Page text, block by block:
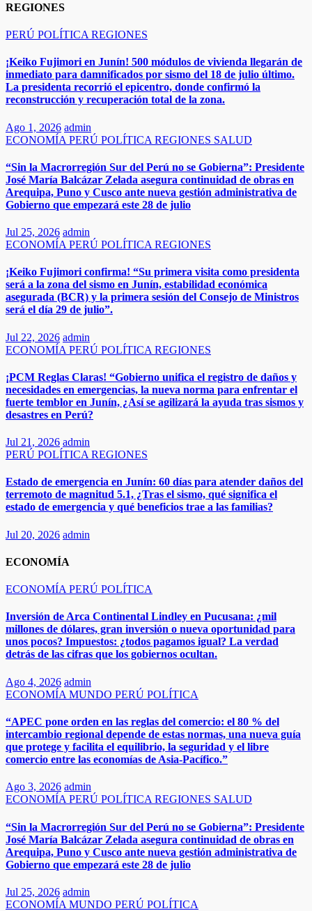
REGIONES
PERÚ POLÍTICA REGIONES
¡Keiko Fujimori en Junín! 500 módulos de vivienda llegarán de
inmediato para damnificados por sismo del 18 de julio último.
La presidenta recorrió el epicentro, donde confirmó la
reconstrucción y recuperación total de la zona.
Ago 1, 2026 admin
ECONOMÍA PERÚ POLÍTICA REGIONES SALUD
“Sin la Macrorregión Sur del Perú no se Gobierna”: Presidente
José María Balcázar Zelada asegura continuidad de obras en
Arequipa, Puno y Cusco ante nueva gestión administrativa de
Gobierno que empezará este 28 de julio
Jul 25, 2026 admin
ECONOMÍA PERÚ POLÍTICA REGIONES
​​​¡Keiko Fujimori confirma! “Su primera visita como presidenta
será a la zona del sismo en Junín, estabilidad económica
asegurada (BCR) y la primera sesión del Consejo de Ministros
será el día 29 de julio”.
Jul 22, 2026 admin
ECONOMÍA PERÚ POLÍTICA REGIONES
¡PCM Reglas Claras! “Gobierno unifica el registro de daños y
necesidades en emergencias, la nueva norma para enfrentar el
fuerte temblor en Junín, ¿Así se agilizará la ayuda tras sismos y
desastres en Perú?​
Jul 21, 2026 admin
PERÚ POLÍTICA REGIONES
Estado de emergencia en Junín: 60 días para atender daños del
terremoto de magnitud 5.1, ¿Tras el sismo, qué significa el
estado de emergencia y qué beneficios trae a las familias?
Jul 20, 2026 admin
ECONOMÍA
ECONOMÍA PERÚ POLÍTICA
Inversión de Arca Continental Lindley en Pucusana: ¿mil
millones de dólares, gran inversión o nueva oportunidad para
unos pocos? Impuestos: ¿todos pagamos igual? La verdad
detrás de las cifras que los gobiernos ocultan.
Ago 4, 2026 admin
ECONOMÍA MUNDO PERÚ POLÍTICA
“APEC pone orden en las reglas del comercio: el 80 % del
intercambio regional depende de estas normas, una nueva guía
que protege y facilita el equilibrio, la seguridad y el libre
comercio entre las economías de Asia-Pacífico.”​
Ago 3, 2026 admin
ECONOMÍA PERÚ POLÍTICA REGIONES SALUD
“Sin la Macrorregión Sur del Perú no se Gobierna”: Presidente
José María Balcázar Zelada asegura continuidad de obras en
Arequipa, Puno y Cusco ante nueva gestión administrativa de
Gobierno que empezará este 28 de julio
Jul 25, 2026 admin
ECONOMÍA MUNDO PERÚ POLÍTICA